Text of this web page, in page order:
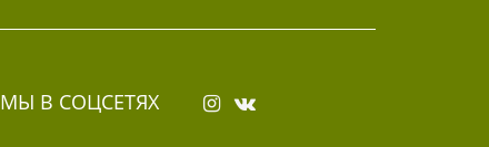
МЫ В СОЦСЕТЯХ